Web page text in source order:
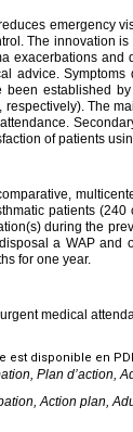
emergency
The innovation
exacerbations
advice.
been established
The
of patients
patients
during the
a WAP and
for one year.
medical
est disponible en
Plan d’action,
Action plan,